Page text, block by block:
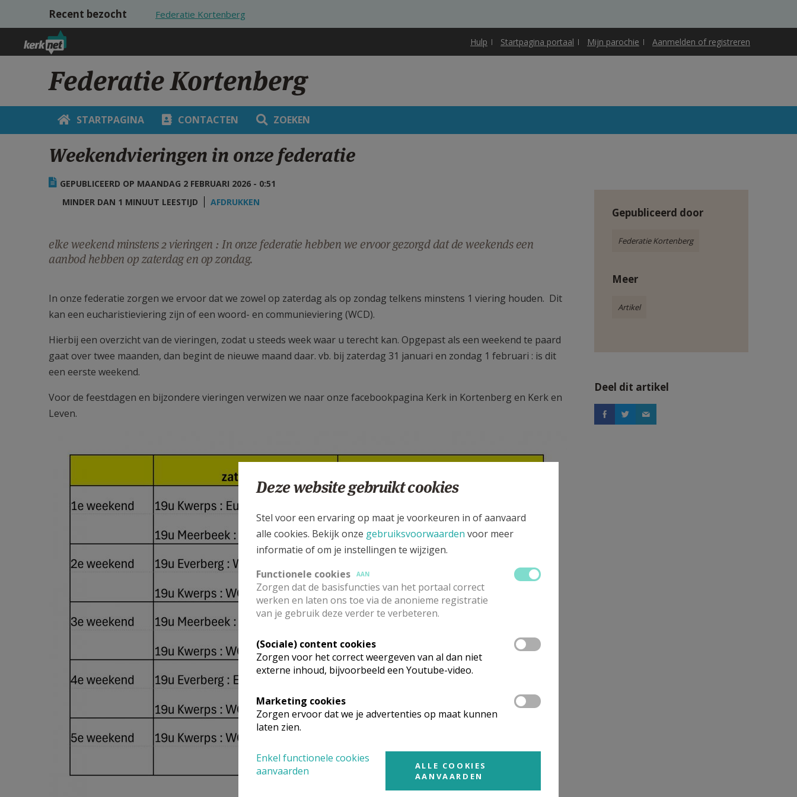
Overslaan en naar de inhoud gaan
Recent bezocht Federatie Kortenberg
Hulp Startpagina portaal Mijn parochie Aanmelden of registreren
Federatie Kortenberg
STARTPAGINA CONTACTEN ZOEKEN
Weekendvieringen in onze federatie
GEPUBLICEERD OP MAANDAG 2 FEBRUARI 2026 - 0:51
MINDER DAN 1 MINUUT LEESTIJD
AFDRUKKEN
elke weekend minstens 2 vieringen : In onze federatie hebben we ervoor gezorgd dat de weekends een
aanbod hebben op zaterdag en op zondag.
In onze federatie zorgen we ervoor dat we zowel op zaterdag als op zondag telkens minstens 1 viering houden. Dit
kan een eucharistieviering zijn of een woord- en communieviering (WCD).
Hierbij een overzicht van de vieringen, zodat u steeds week waar u terecht kan. Opgepast als een weekend te paard
gaat over twee maanden, dan begint de nieuwe maand daar. vb. bij zaterdag 31 januari en zondag 1 februari : is dit
een eerste weekend.
Voor de feestdagen en bijzondere vieringen verwizen we naar onze facebookpagina Kerk in Kortenberg en Kerk en
Leven.
Gepubliceerd door
Federatie Kortenberg
Meer
Artikel
Deel dit artikel
Deze website gebruikt cookies
Stel voor een ervaring op maat je voorkeuren in of aanvaard
alle cookies. Bekijk onze gebruiksvoorwaarden voor meer
informatie of om je instellingen te wijzigen.
Functionele cookies
AAN
Zorgen dat de basisfuncties van het portaal correct
werken en laten ons toe via de anonieme registratie
van je gebruik deze verder te verbeteren.
(Sociale) content cookies
Zorgen voor het correct weergeven van al dan niet
externe inhoud, bijvoorbeeld een Youtube-video.
Marketing cookies
Zorgen ervoor dat we je advertenties op maat kunnen
laten zien.
Enkel functionele cookies
aanvaarden
ALLE COOKIES
AANVAARDEN